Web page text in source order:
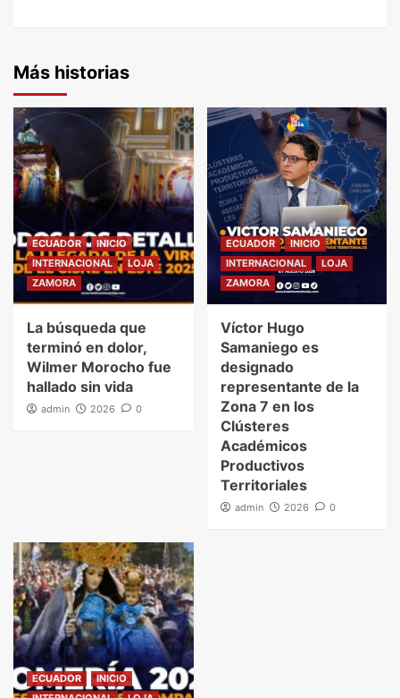
Más historias
ECUADOR
INICIO
INTERNACIONAL
LOJA
ZAMORA
La búsqueda que
terminó en dolor,
Wilmer Morocho fue
hallado sin vida
admin 2026 0
ECUADOR
INICIO
INTERNACIONAL
LOJA
ZAMORA
Víctor Hugo
Samaniego es
designado
representante de la
Zona 7 en los
Clústeres
Académicos
Productivos
Territoriales
admin 2026 0
ECUADOR
INICIO